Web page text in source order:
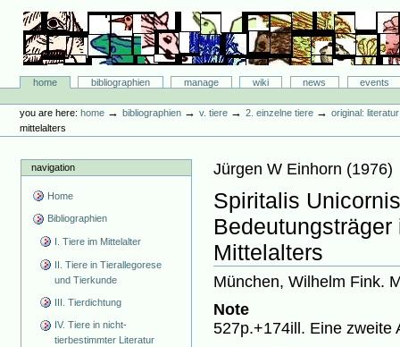
content.
navigation
Bibliographie-Portal
Sectionshome bibliographien manage wiki news
events
tools
you are here: home →bibliographien →v. tiere →2. einzelne tiere →original:
mittelalters
navigation
Home
Bibliographien
I. Tiere im Mittelalter
II. Tiere in Tierallegorese
und Tierkunde
III. Tierdichtung
IV. Tiere in nicht-
tierbestimmter Literatur
Jürgen W Einhorn (1976)
Spiritalis
Mittelalters
München, Wilhelm Fink.
Note
527p.+174ill. Eine zweite